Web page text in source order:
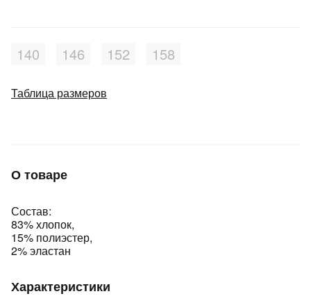
140 146 152 158
Таблица размеров
О товаре
Состав:
83% хлопок,
15% полиэстер,
2% эластан
Характеристики
списыватьсяс вашей карты